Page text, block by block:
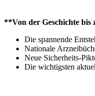
**Von der Geschichte
Die spannende
Nationale
Neue Sicherheits-
Die wichtigsten